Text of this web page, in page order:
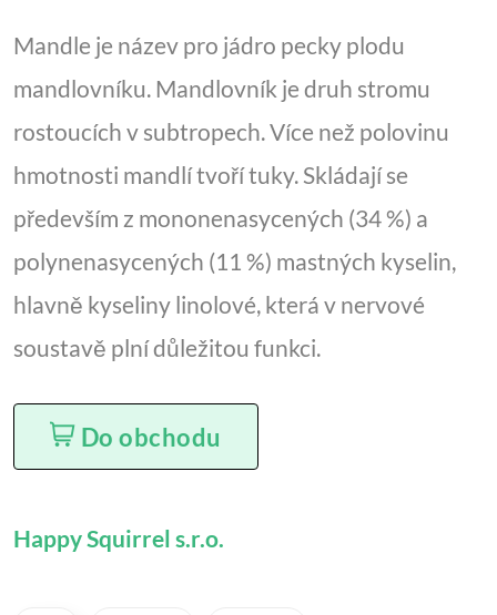
Mandle je název pro jádro pecky plodu
mandlovníku. Mandlovník je druh stromu
rostoucích v subtropech. Více než polovinu
hmotnosti mandlí tvoří tuky. Skládají se
především z mononenasycených (34 %) a
polynenasycených (11 %) mastných kyselin,
hlavně kyseliny linolové, která v nervové
soustavě plní důležitou funkci.
Do obchodu
Happy Squirrel s.r.o.